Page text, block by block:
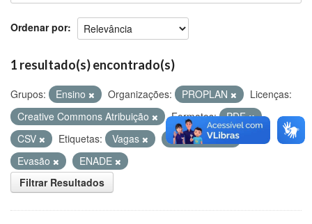
Ordenar por
1 resultado(s) encontrado(s)
Grupos: Ensino Organizações: PROPLAN
Licenças:
Creative Commons Atribuição
Formatos:
PDF
CSV
Etiquetas: Vagas
Matriculados
Evasão
ENADE
Filtrar Resultados